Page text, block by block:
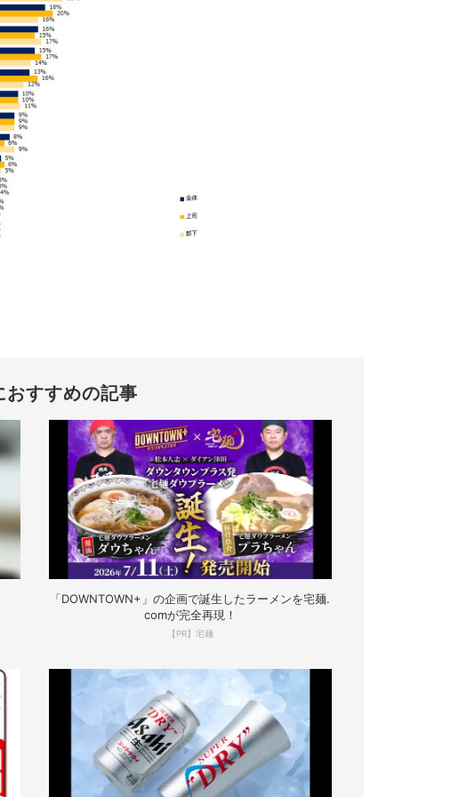
おすすめの記事
「DOWNTOWN+」の企画で誕生したラーメンを宅麺.
comが完全再現！
【PR】宅麺